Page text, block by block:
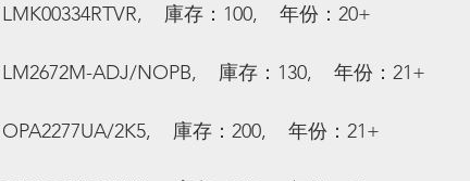
庫存：100,    年份：20+
ADJ/NOPB,    庫存：130,    年份：21+
2K5,    庫存：200,    年份：21+